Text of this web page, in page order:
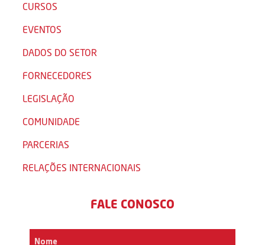
CURSOS
EVENTOS
DADOS DO SETOR
FORNECEDORES
LEGISLAÇÃO
COMUNIDADE
PARCERIAS
RELAÇÕES INTERNACIONAIS
FALE CONOSCO